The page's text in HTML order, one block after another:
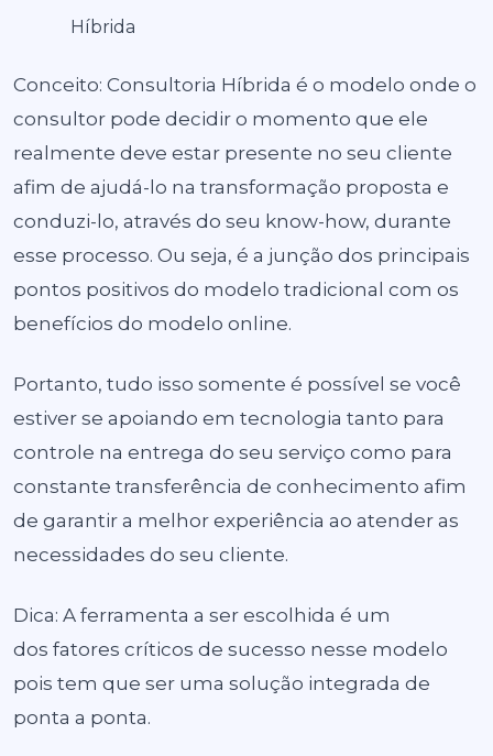
Híbrida
Conceito: Consultoria Híbrida é o modelo onde o
consultor pode decidir o momento que ele
realmente deve estar presente no seu cliente
afim de ajudá-lo na transformação proposta e
conduzi-lo, através do seu know-how, durante
esse processo. Ou seja, é a junção dos principais
pontos positivos do modelo tradicional com os
benefícios do modelo online.
Portanto, tudo isso somente é possível se você
estiver se apoiando em tecnologia tanto para
controle na entrega do seu serviço como para
constante transferência de conhecimento afim
de garantir a melhor experiência ao atender as
necessidades do seu cliente.
Dica: A ferramenta a ser escolhida é um
dos fatores críticos de sucesso nesse modelo
pois tem que ser uma solução integrada de
ponta a ponta.